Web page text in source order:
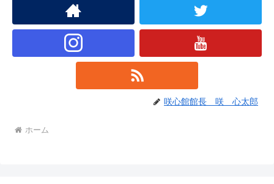
咲心館館長 咲 心太郎
ホーム